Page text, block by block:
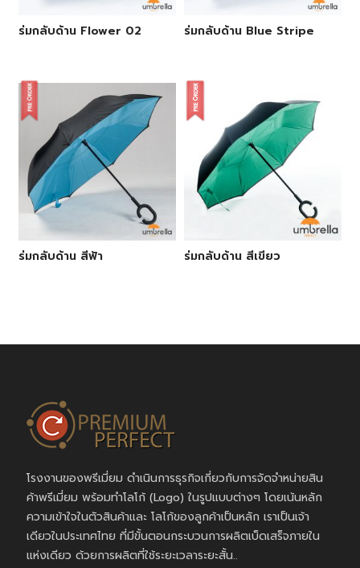
ร่มกลับด้าน Flower 02 ร่มกลับด้าน Blue Stripe
ร่มกลับด้าน สีฟ้า ร่มกลับด้าน สีเขียว
โรงงานของพรีเมี่ยม ดำเนินการธุรกิจเกี่ยวกับการจัดจำหน่ายสิน
ค้าพรีเมี่ยม พร้อมทำโลโก้ (Logo) ในรูปแบบต่างๆ โดยเน้นหลัก
ความเข้าใจในตัวสินค้าและ โลโก้ของลูกค้าเป็นหลัก เราเป็นเจ้า
เดียวในประเทศไทย ที่มีขั้นตอนกระบวนการผลิตเบ็ดเสร็จภายใน
แห่งเดียว ด้วยการผลิตที่ใช้ระยะเวลาระยะสั้น..